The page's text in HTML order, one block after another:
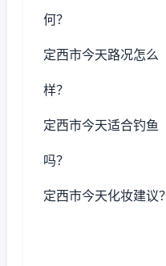
何？
定西市今天路况怎么
样？
定西市今天适合钓鱼
吗？
定西市今天化妆建议？